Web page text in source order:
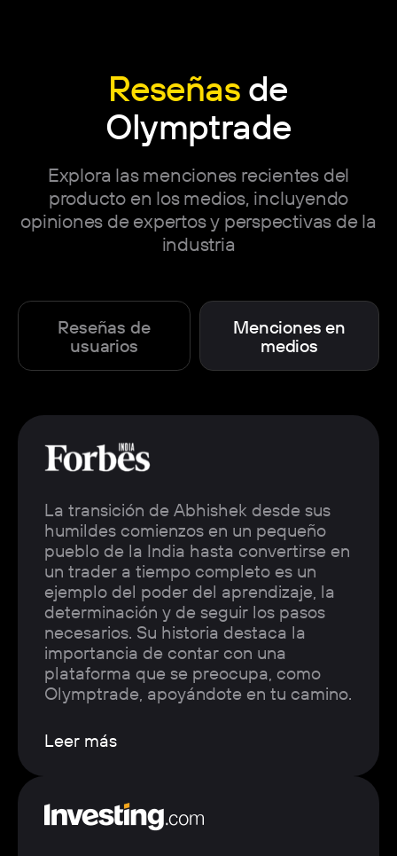
Reseñasde
Olymptrade
Explora las menciones recientes del
producto en los medios, incluyendo
opiniones de expertos y perspectivas de la
industria
Reseñas de
usuarios
Menciones en
medios
La transición de Abhishek desde sus
humildes comienzos en un pequeño
pueblo de la India hasta convertirse en
un trader a tiempo completo es un
ejemplo del poder del aprendizaje, la
determinación y de seguir los pasos
necesarios. Su historia destaca la
importancia de contar con una
plataforma que se preocupa, como
Olymptrade, apoyándote en tu camino.
Leer más